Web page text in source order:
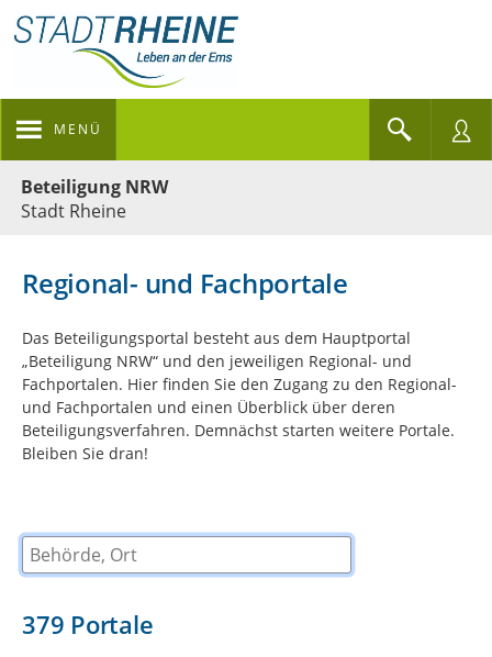
MENÜ
Beteiligung NRW
Stadt Rheine
Regional- und Fachportale
Das Beteiligungsportal besteht aus dem Hauptportal
„Beteiligung NRW“ und den jeweiligen Regional- und
Fachportalen. Hier finden Sie den Zugang zu den Regional-
und Fachportalen und einen Überblick über deren
Beteiligungsverfahren. Demnächst starten weitere Portale.
Bleiben Sie dran!
Behörde, Ort
379 Portale